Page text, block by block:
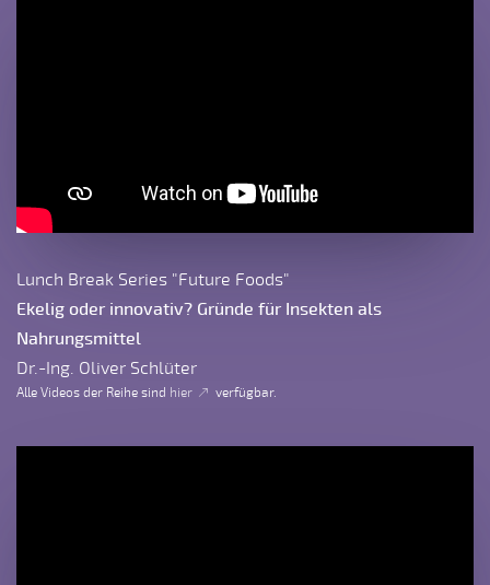
Lunch Break Series "Future Foods"
Ekelig oder innovativ? Gründe für Insekten als
Nahrungsmittel
Dr.-Ing. Oliver Schlüter
Alle Videos der Reihe sind hier verfügbar.